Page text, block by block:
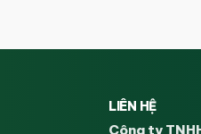
LIÊN HỆ
Công ty